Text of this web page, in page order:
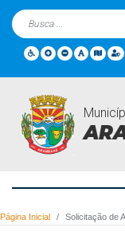
Solicitação de
Página Inicial Solicitação de